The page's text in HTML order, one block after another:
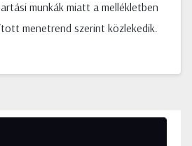
munkák miatt a mellékletben
menetrend szerint közlekedik.